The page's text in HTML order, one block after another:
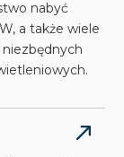
nabyć
a także wiele